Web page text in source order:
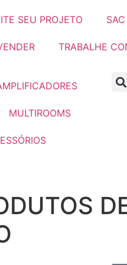
SEU PROJETO SAC
TRABALHE
MULTIROOMS